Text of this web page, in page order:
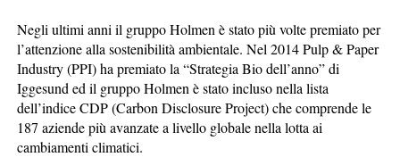
Negli ultimi anni il gruppo Holmen è stato più volte premiato per
l’attenzione alla sostenibilità ambientale. Nel 2014 Pulp & Paper
Industry (PPI) ha premiato la “Strategia Bio dell’anno” di
Iggesund ed il gruppo Holmen è stato incluso nella lista
dell’indice CDP (Carbon Disclosure Project) che comprende le
187 aziende più avanzate a livello globale nella lotta ai
cambiamenti climatici.